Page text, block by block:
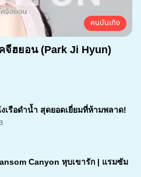
คนบันเทิง
จีฮยอน (Park Ji Hyun)
เรือดำน้ำ สุดยอดเยี่ยมที่ห้ามพลาด!
Canyon หุบเขารัก | แรมซัม